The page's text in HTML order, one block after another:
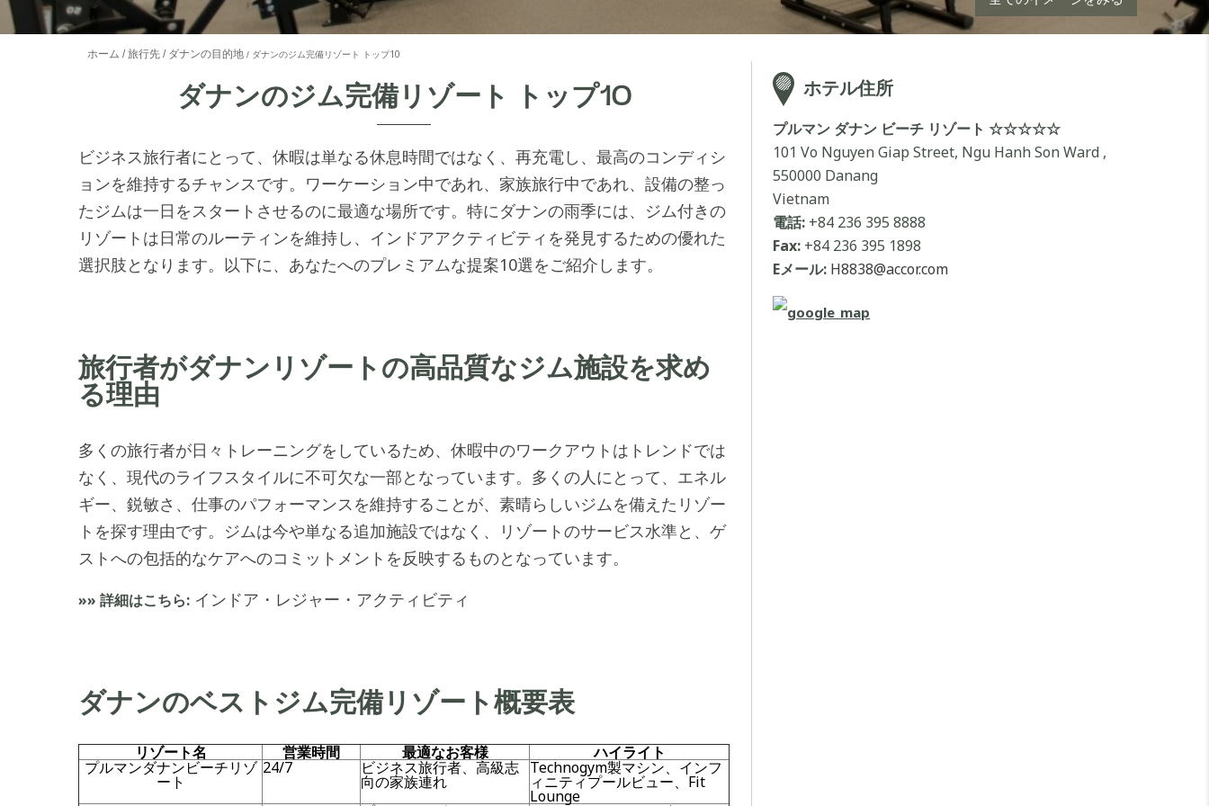
ホーム 旅行先 ダナンの目的地 ダナンのジム完備リゾート トップ10
ダナンのジム完備リゾート トップ10
ビジネス旅行者にとって、休暇は単なる休息時間ではなく、再充電し、最高のコンディシ
ョンを維持するチャンスです。ワーケーション中であれ、家族旅行中であれ、設備の整っ
たジムは一日をスタートさせるのに最適な場所です。特にダナンの雨季には、ジム付きの
リゾートは日常のルーティンを維持し、インドアアクティビティを発見するための優れた
選択肢となります。以下に、あなたへのプレミアムな提案10選をご紹介します。
旅行者がダナンリゾートの高品質なジム施設を求め
る理由
多くの旅行者が日々トレーニングをしているため、休暇中のワークアウトはトレンドでは
なく、現代のライフスタイルに不可欠な一部となっています。多くの人にとって、エネル
ギー、鋭敏さ、仕事のパフォーマンスを維持することが、素晴らしいジムを備えたリゾー
トを探す理由です。ジムは今や単なる追加施設ではなく、リゾートのサービス水準と、ゲ
ストへの包括的なケアへのコミットメントを反映するものとなっています。
»» 詳細はこちら: インドア・レジャー・アクティビティ
ダナンのベストジム完備リゾート概要表
リゾート名 営業時間 最適なお客様 ハイライト
プルマンダナンビーチリゾ
ート
24/7 ビジネス旅行者、高級志
向の家族連れ
Technogym製マシン、インフ
ィニティプールビュー、Fit
Lounge
ホテル住所
プルマン ダナン ビーチ リゾート ☆☆☆☆☆
101 Vo Nguyen Giap Street, Ngu Hanh Son Ward ,
550000 Danang
Vietnam
電話: +84 236 395 8888
Fax: +84 236 395 1898
Eメール: H8838@accor.com